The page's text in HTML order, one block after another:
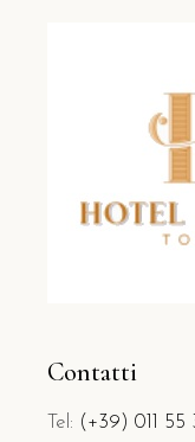
Contatti
Tel: (+39) 011 55